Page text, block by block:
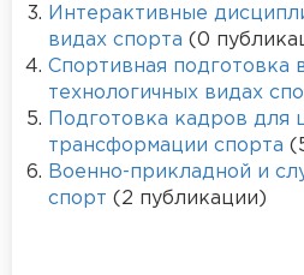
Интерактивные
видах спорта (0
Спортивная подготовка
технологичных видах
Подготовка кадров для
трансформации спорта
Военно-прикладной и
спорт (2 публикации)